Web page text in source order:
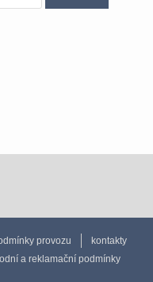
provozu
kontakty
a reklamační podmínky